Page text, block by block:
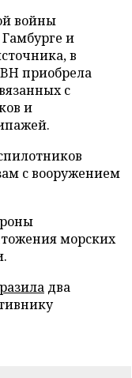
войны
и
в
приобрела
с
и
с вооружением
морских
два